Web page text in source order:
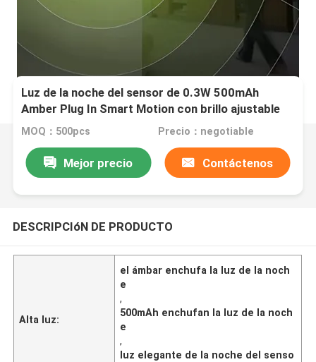
Luz de la noche del sensor de 0.3W 500mAh
Amber Plug In Smart Motion con brillo ajustable
MOQ：500pcs Precio：negotiable
Mejor precio Contáctenos
DESCRIPCIóN DE PRODUCTO
Alta luz:
el ámbar enchufa la luz de la noch
e
,
500mAh enchufan la luz de la noch
e
,
luz elegante de la noche del senso